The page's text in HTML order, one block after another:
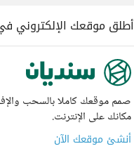
أطلق موقعك الإلكتروني
صمم موقعك كاملا بالسحب
مكانك على الإنترنت.
أنشئ موقعك الآن